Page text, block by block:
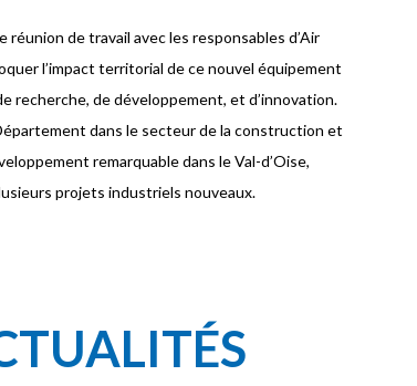
réunion de travail avec les responsables d’Air
l’impact territorial de ce nouvel équipement
recherche, de développement, et d’innovation.
dans le secteur de la construction et
remarquable dans le Val-d’Oise,
projets industriels nouveaux.